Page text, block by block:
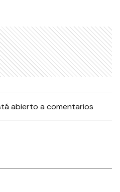
abierto a comentarios